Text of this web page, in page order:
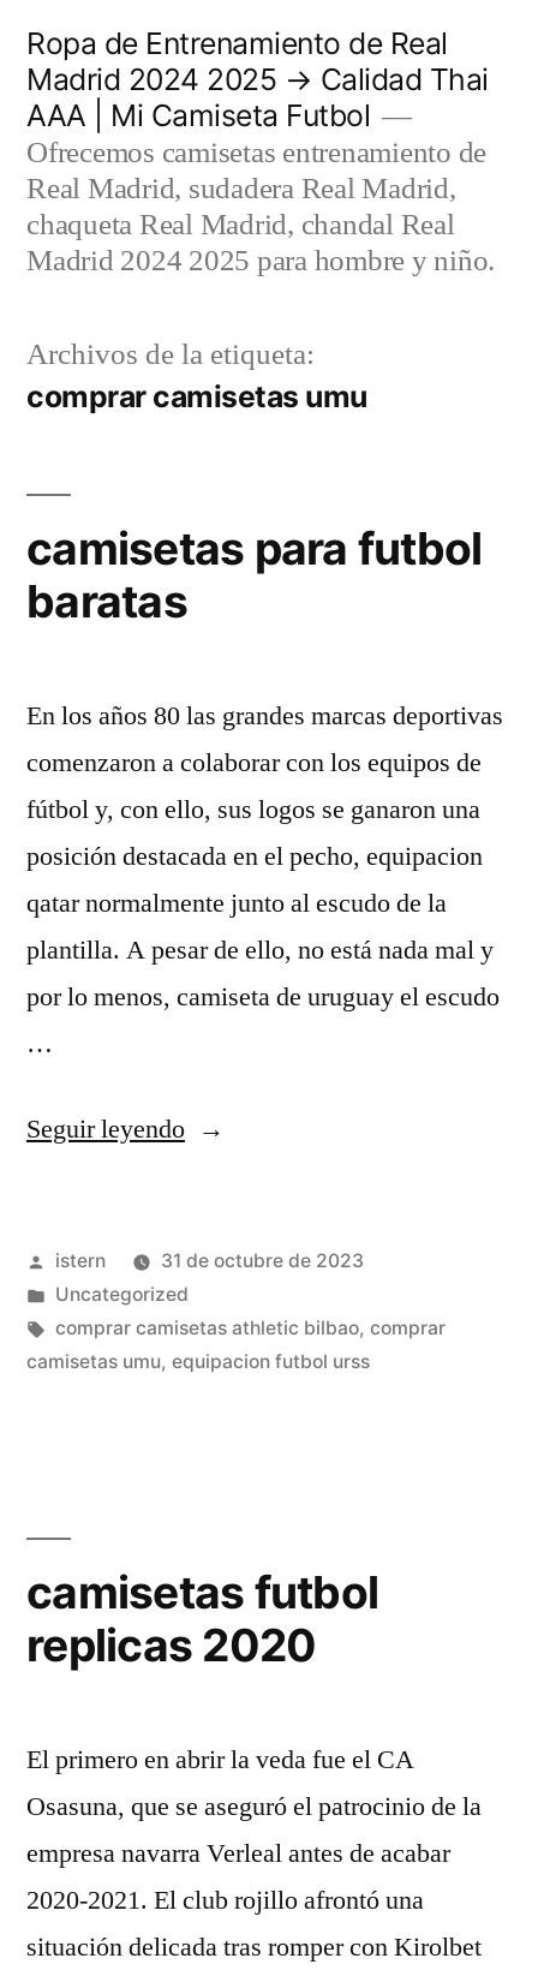
contenido
Ropa de Entrenamiento de Real
Madrid 2024 2025 → Calidad Thai
AAA | Mi Camiseta Futbol
Ofrecemos camisetas entrenamiento de
Real Madrid, sudadera Real Madrid,
chaqueta Real Madrid, chandal Real
Madrid 2024 2025 para hombre y niño.
Archivos de la etiqueta:
comprar camisetas umu
camisetas para futbol
baratas
En los años 80 las grandes marcas deportivas
comenzaron a colaborar con los equipos de
fútbol y, con ello, sus logos se ganaron una
posición destacada en el pecho, equipacion
qatar normalmente junto al escudo de la
plantilla. A pesar de ello, no está nada mal y
por lo menos, camiseta de uruguay el escudo
…
Seguir leyendo«camisetas
baratas»
Publicado
por
istern
31 de octubre de 2023
Publicado
en
Uncategorized
Etiquetas:
comprar camisetas athletic bilbao, comprar
camisetas umu, equipacion futbol urss
camisetas futbol
replicas 2020
El primero en abrir la veda fue el CA
Osasuna, que se aseguró el patrocinio de la
empresa navarra Verleal antes de acabar
2020-2021. El club rojillo afrontó una
situación delicada tras romper con Kirolbet